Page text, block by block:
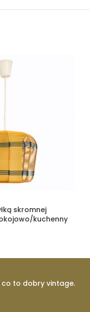
skromnej
kuchenny
co to dobry vintage.